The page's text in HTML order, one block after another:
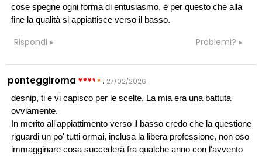
cose spegne ogni forma di entusiasmo, è per questo che alla
fine la qualità si appiattisce verso il basso.
Rispondi Problemi?
ponteggiroma : 27/02/2026
desnip, ti e vi capisco per le scelte. La mia era una battuta
ovviamente.
In merito all'appiattimento verso il basso credo che la questione
riguardi un po' tutti ormai, inclusa la libera professione, non oso
immagginare cosa succederà fra qualche anno con l'avvento